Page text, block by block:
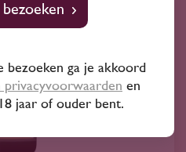
ga je akkoord
en
jaar of ouder bent.